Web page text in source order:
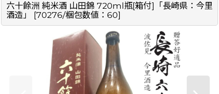
六十餘洲 純米酒 山田錦 720ml瓶[箱付]「長崎県：今里
酒造」
[70276/梱包数値：60]